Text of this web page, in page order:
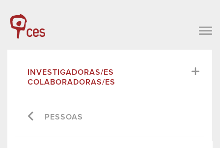
INVESTIGADORAS/ES
COLABORADORAS/ES
PESSOAS